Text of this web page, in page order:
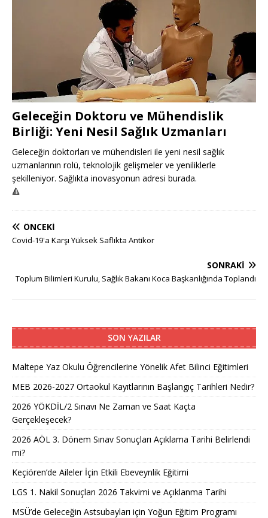
Geleceğin Doktoru ve Mühendislik
Birliği: Yeni Nesil Sağlık Uzmanları
Geleceğin doktorları ve mühendisleri ile yeni nesil sağlık
uzmanlarının rolü, teknolojik gelişmeler ve yeniliklerle
şekilleniyor. Sağlıkta inovasyonun adresi burada.
🔺
ÖNCEKI
Covid-19'a Karşı Yüksek Saflıkta Antikor
SONRAKI
Toplum Bilimleri Kurulu, Sağlık Bakanı Koca Başkanlığında Toplandı
SON YAZILAR
Maltepe Yaz Okulu Öğrencilerine Yönelik Afet Bilinci Eğitimleri
MEB 2026-2027 Ortaokul Kayıtlarının Başlangıç Tarihleri Nedir?
2026 YÖKDİL/2 Sınavı Ne Zaman ve Saat Kaçta
Gerçekleşecek?
2026 AÖL 3. Dönem Sınav Sonuçları Açıklama Tarihi Belirlendi
mi?
Keçiören’de Aileler İçin Etkili Ebeveynlik Eğitimi
LGS 1. Nakil Sonuçları 2026 Takvimi ve Açıklanma Tarihi
MSÜ’de Geleceğin Astsubayları için Yoğun Eğitim Programı